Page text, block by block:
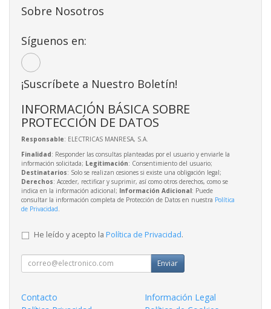
Sobre Nosotros
Síguenos en:
¡Suscríbete a Nuestro Boletín!
INFORMACIÓN BÁSICA SOBRE
PROTECCIÓN DE DATOS
Responsable: ELECTRICAS MANRESA, S.A.
Finalidad: Responder las consultas planteadas por el usuario y enviarle la
información solicitada; Legitimación: Consentimiento del usuario;
Destinatarios: Solo se realizan cesiones si existe una obligación legal;
Derechos: Acceder, rectificar y suprimir, así como otros derechos, como se
indica en la información adicional; Información Adicional: Puede
consultar la información completa de Protección de Datos en nuestra Política
de Privacidad
He leído y acepto la Política de Privacidad.
Enviar
Contacto
Información Legal